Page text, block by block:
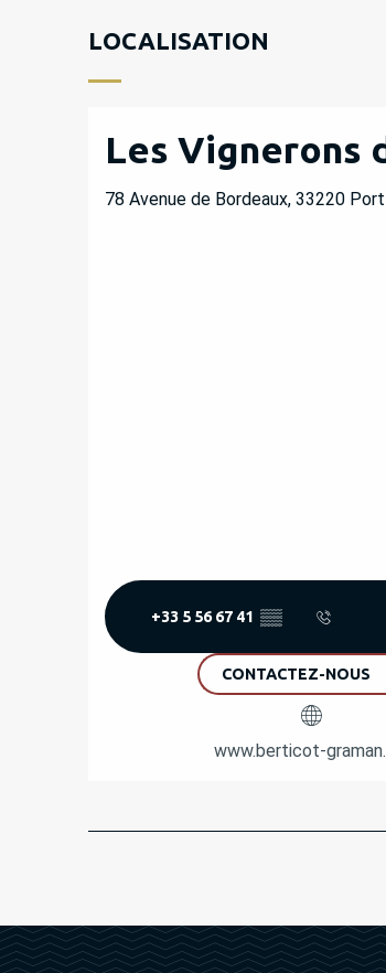
LOCALISATION
Les Vignerons
78 Avenue de Bordeaux, 33220
+33 5 56 67 41 ▒▒
CONTACTEZ-NOUS
www.berticot-